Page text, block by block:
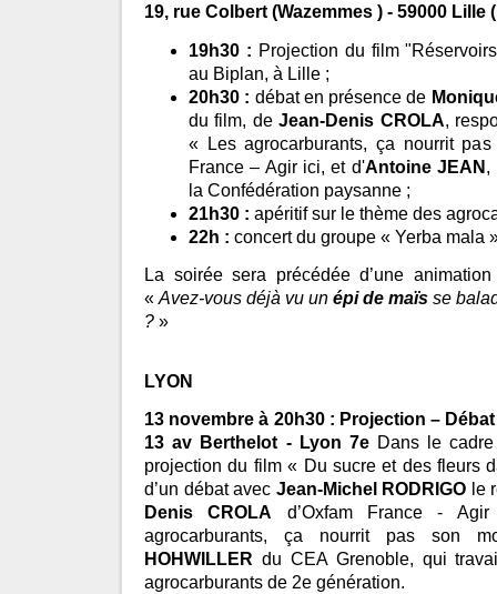
19, rue Colbert (Wazemmes ) - 59000 Lille
19h30 : Projection du film
au Biplan, à Lille ;
20h30 : débat en présence de
du film, deJean-Denis CROLA,
« Les agrocarburants, ça nourrit
France – Agir ici, et d'Antoine JEAN ,
la Confédération paysanne ;
21h30 : apéritif sur le thème des
22h : concert du groupe « Yerba mala
La soirée sera précédée d’une
« Avez-vous déjà vu un épi de maïs se
? »
LYON
13 novembre à 20h30 : Projection –
13 av Berthelot - Lyon 7eDans le cadre
projection du film « Du sucre et des fleurs
d’un débat avec Jean-Michel RODRIGO le
Denis CROLA d’Oxfam France -
agrocarburants, ça nourrit pas
HOHWILLER du CEA Grenoble, qui
agrocarburants de 2e génération.